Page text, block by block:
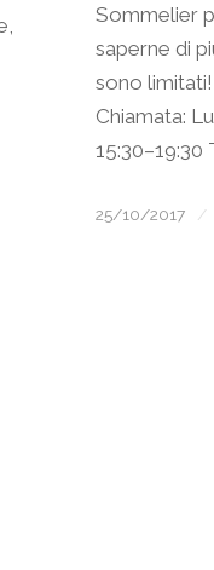
Sommelier
saperne di
sono
Chiamata:
15:30–19:30
25/10/2017 /